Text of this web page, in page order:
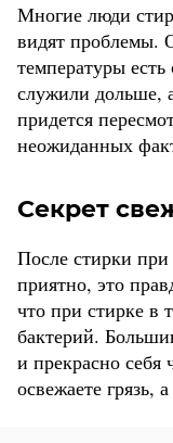
Многие люди
видят проблемы.
температуры
служили дольше,
придется
неожиданных
Секрет
После стирки при
приятно, это
что при стирке в
бактерий.
и прекрасно
освежаете грязь,